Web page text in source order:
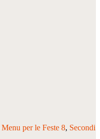
Menu per le Feste 8 Secondi